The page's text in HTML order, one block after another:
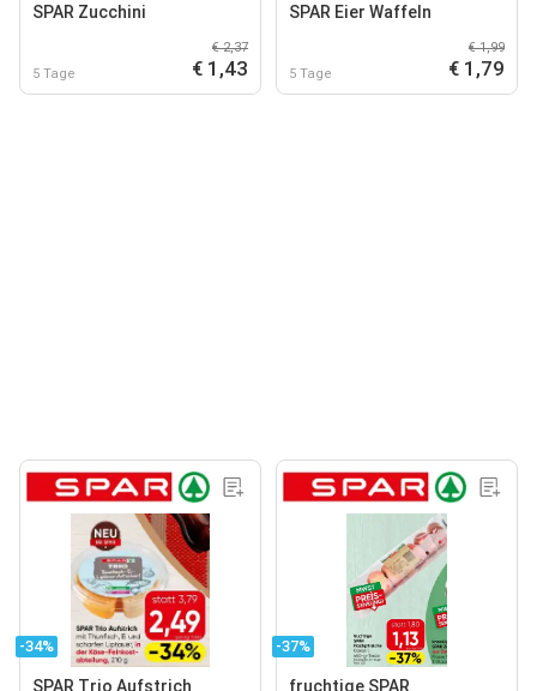
SPAR Zucchini
5 Tage
€ 2,37
€ 1,43
SPAR Eier Waffeln
5 Tage
€ 1,99
€ 1,79
-34%
SPAR Trio Aufstrich
-37%
fruchtige SPAR